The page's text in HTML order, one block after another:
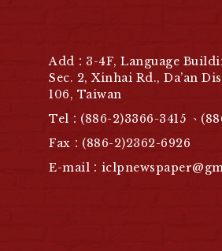
Add：3-4F, Language
Sec. 2, Xinhai Rd., Da’an
106, Taiwan
Tel：(886-2)3366-3415 、
Fax：(886-2)2362-6926
E-mail：